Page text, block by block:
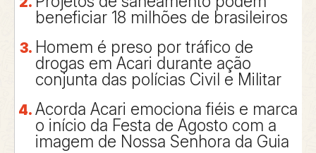
beneficiar 18 milhões de brasileiros
Homem é preso por tráfico de
drogas em Acari durante ação
conjunta das polícias Civil e Militar
Acorda Acari emociona fiéis e marca
o início da Festa de Agosto com a
imagem de Nossa Senhora da Guia